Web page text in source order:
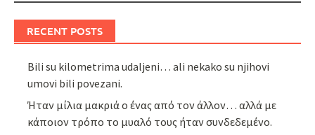
RECENT POSTS
Bili su kilometrima udaljeni… ali nekako su njihovi
umovi bili povezani.
Ήταν μίλια μακριά ο ένας από τον άλλον… αλλά με
κάποιον τρόπο το μυαλό τους ήταν συνδεδεμένο.